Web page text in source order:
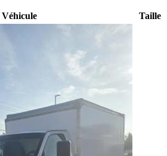
Véhicule Taille